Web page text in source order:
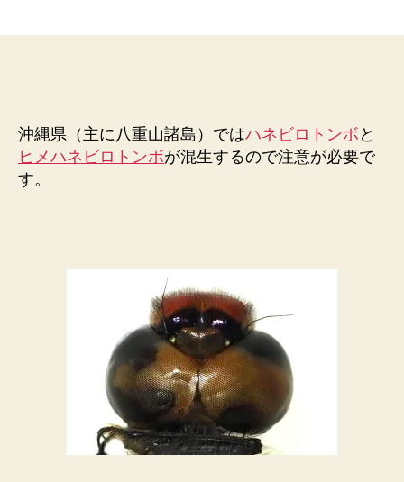
沖縄県（主に八重山諸島）ではハネビロトンボ と
ヒメハネビロトンボが混生するので注意が必要で
す。